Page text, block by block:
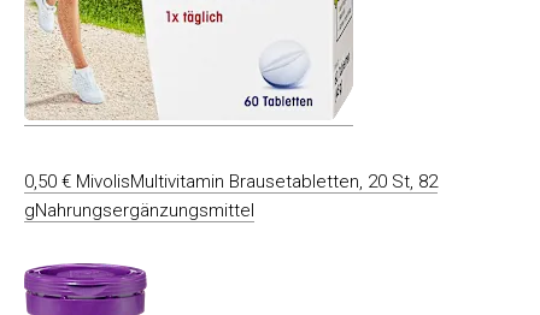
0,50 € MivolisMultivitamin Brausetabletten, 20 St, 82
gNahrungsergänzungsmittel